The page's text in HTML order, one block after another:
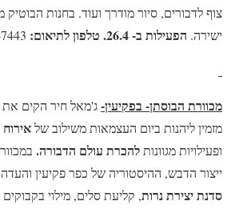
צוף לדבורים, סיור מודרך ועוד. בחנות הבוטיק
ישירה. הפעילות ב- 26.4. טלפון לתיאום:
מכוורת הבוסתן- בפקיעין-
מזמין ליהנות ביום העצמאות משילוב של
ופעילויות מגוונותלהכרת עולם הדבורה.
ייצור הדבש, ההיסטוריה של כפר פקיעין
סדנת יצירת נרות, קליעת סלים, מילוי בקבוקים